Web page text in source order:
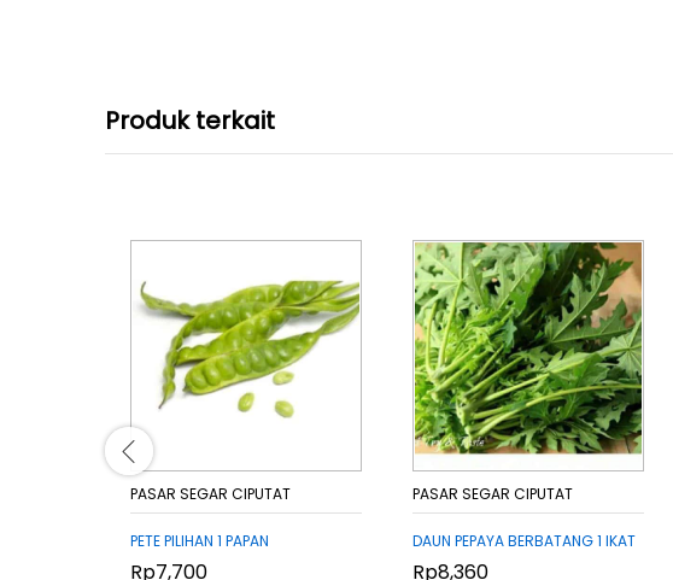
Produk terkait
PASAR SEGAR CIPUTAT
PETE PILIHAN 1 PAPAN
Rp7,700
Rp7,700
PASAR SEGAR CIPUTAT
DAUN PEPAYA BERBATANG 1 IKAT
Rp8,360
Rp8,360